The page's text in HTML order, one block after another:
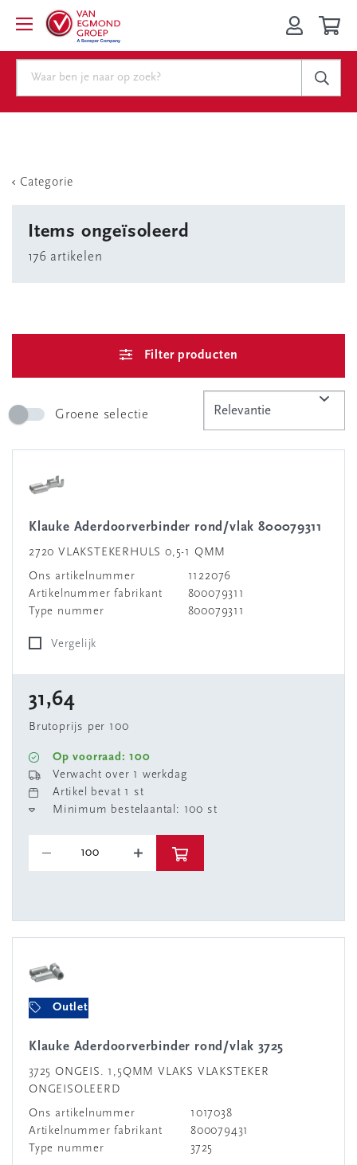
Categorie
Items ongeïsoleerd
176 artikelen
Filter producten
Groene selectie
Klauke Aderdoorverbinder rond/vlak 800079311
2720 VLAKSTEKERHULS 0,5-1 QMM
Ons artikelnummer
1122076
Artikelnummer fabrikant
800079311
Type nummer
800079311
Vergelijk
31,64
Brutoprijs per 100
Op voorraad: 100
Verwacht over 1 werkdag
Artikel bevat 1 st
Minimum bestelaantal: 100 st
Outlet
Klauke Aderdoorverbinder rond/vlak 3725
3725 ONGEIS. 1,5QMM VLAKS VLAKSTEKER
ONGEISOLEERD
Ons artikelnummer
1017038
Artikelnummer fabrikant
800079431
Type nummer
3725